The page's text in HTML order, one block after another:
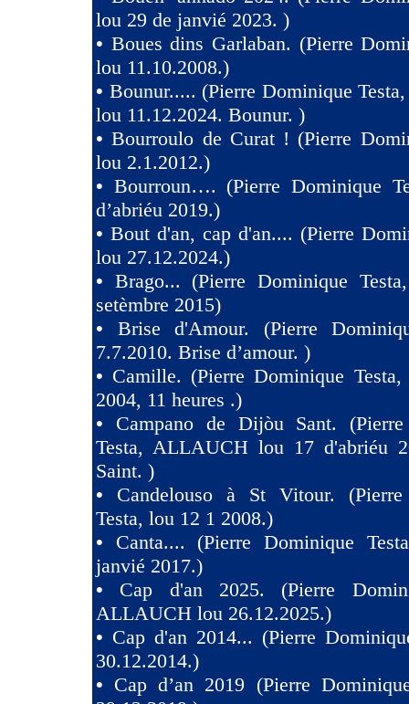
lou 29 de janvié 2023. )
• Boues dins Garlaban. (Pierre
lou 11.10.2008.)
• Bounur..... (Pierre Dominique
lou 11.12.2024. Bounur. )
•Bourroulo de Curat ! (Pierre
lou 2.1.2012.)
• Bourroun…. (Pierre Dominique
d’abriéu 2019.)
• Bout d'an, cap d'an.... (Pierre
lou 27.12.2024.)
• Brago... (Pierre Dominique
setèmbre 2015)
• Brise d'Amour. (Pierre
7.7.2010. Brise d’amour. )
• Camille. (Pierre Dominique
2004, 11 heures .)
• Campano de Dijòu Sant.
Testa, ALLAUCH lou 17 d'abriéu
Saint. )
• Candelouso à St Vitour. (Pierre
Testa, lou 12 1 2008.)
• Canta.... (Pierre Dominique
janvié 2017.)
• Cap d'an 2025. (Pierre
ALLAUCH lou 26.12.2025.)
• Cap d'an 2014... (Pierre
30.12.2014.)
• Cap d’an 2019 (Pierre